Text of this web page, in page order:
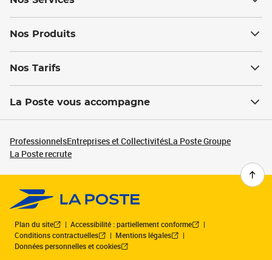
Nos Produits
Nos Tarifs
La Poste vous accompagne
ProfessionnelsEntreprises et CollectivitésLa Poste Groupe
La Poste recrute
Plan du site
Accessibilité : partiellement conforme
Conditions contractuelles
Mentions légales
Données personnelles et cookies